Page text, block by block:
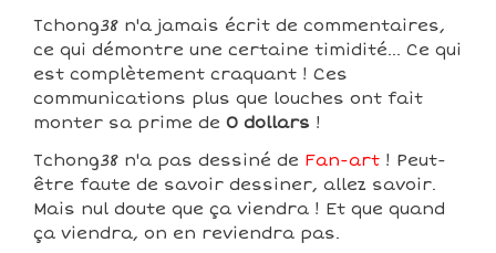
Tchong38 n'a jamais écrit de commentaires,
ce qui démontre une certaine timidité... Ce qui
est complètement craquant ! Ces
communications plus que louches ont fait
monter sa prime de 0 dollars !
Tchong38 n'a pas dessiné de Fan-art ! Peut-
être faute de savoir dessiner, allez savoir.
Mais nul doute que ça viendra ! Et que quand
ça viendra, on en reviendra pas.